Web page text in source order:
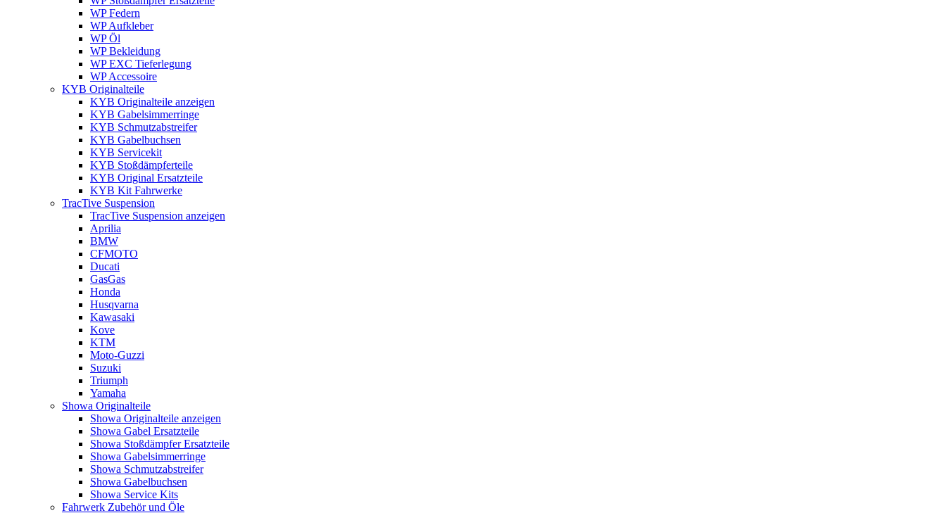
WP Federn
WP Aufkleber
WP Öl
WP Bekleidung
WP EXC Tieferlegung
WP Accessoire
KYB Originalteile
KYB Originalteile anzeigen
KYB Gabelsimmerringe
KYB Schmutzabstreifer
KYB Gabelbuchsen
KYB Servicekit
KYB Stoßdämpferteile
KYB Original Ersatzteile
KYB Kit Fahrwerke
TracTive Suspension
TracTive Suspension anzeigen
Aprilia
BMW
CFMOTO
Ducati
GasGas
Honda
Husqvarna
Kawasaki
Kove
KTM
Moto-Guzzi
Suzuki
Triumph
Yamaha
Showa Originalteile
Showa Originalteile anzeigen
Showa Gabel Ersatzteile
Showa Stoßdämpfer Ersatzteile
Showa Gabelsimmerringe
Showa Schmutzabstreifer
Showa Gabelbuchsen
Showa Service Kits
Fahrwerk Zubehör und Öle